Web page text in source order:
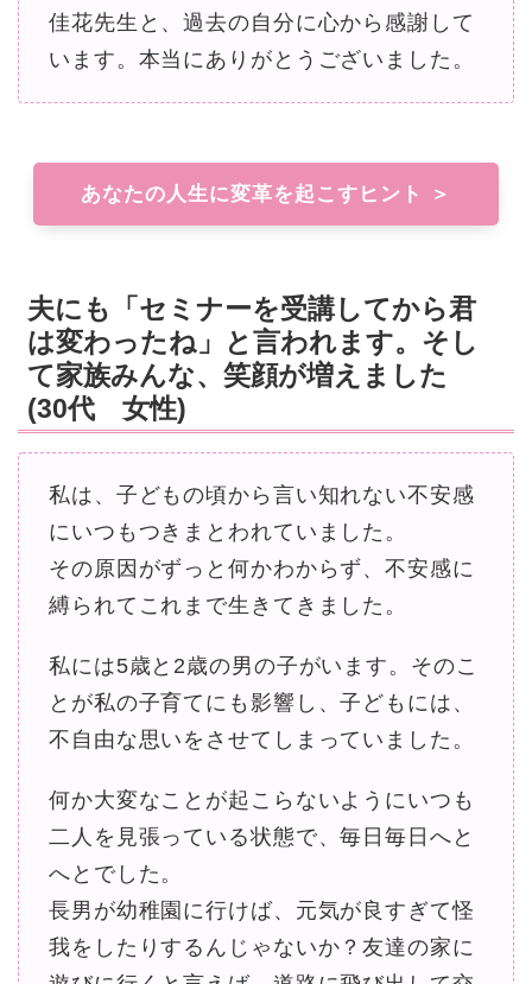
佳花先生と、過去の自分に心から感謝して
います。本当にありがとうございました。
あなたの人生に変革を起こすヒント ＞
夫にも「セミナーを受講してから君
は変わったね」と言われます。そし
て家族みんな、笑顔が増えました
(30代 女性)
私は、子どもの頃から言い知れない不安感
にいつもつきまとわれていました。
その原因がずっと何かわからず、不安感に
縛られてこれまで生きてきました。
私には5歳と2歳の男の子がいます。そのこ
とが私の子育てにも影響し、子どもには、
不自由な思いをさせてしまっていました。
何か大変なことが起こらないようにいつも
二人を見張っている状態で、毎日毎日へと
へとでした。
長男が幼稚園に行けば、元気が良すぎて怪
我をしたりするんじゃないか？友達の家に